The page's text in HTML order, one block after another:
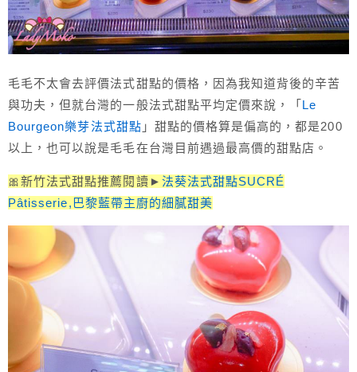
毛毛不太會去評價法式甜點的價格，因為我知道背後的辛苦
與功夫，但就台灣的一般法式甜點平均定價來說，「 Le
Bourgeon樂芽法式甜點 」甜點的價格算是偏高的，都是200
以上，也可以說是毛毛在台灣目前遇過最高價的甜點店。
🎀新竹法式甜點推薦閱讀► 法葵法式甜點SUCRÉ
Pâtisserie,巴黎藍帶主廚的細膩甜美